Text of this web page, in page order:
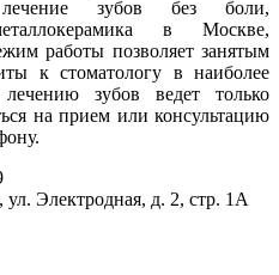
зубов без боли,
в Москве,
работы позволяет занятым
к стоматологу в наиболее
зубов ведет только
на прием или консультацию
Электродная, д. 2, стр. 1А